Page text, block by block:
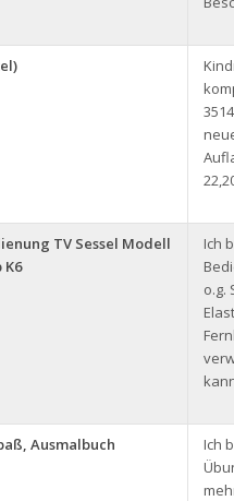
TV Sessel Modell
K6
Ich
o.g.
Ausmalbuch
Ich